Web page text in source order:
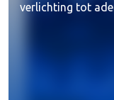
verlichting tot